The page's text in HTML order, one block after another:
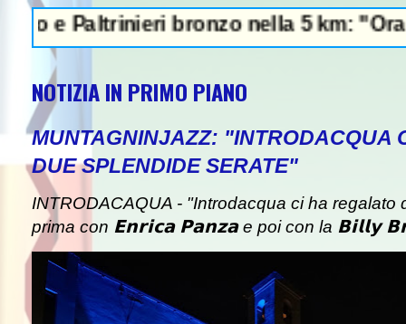
bronzo nella 5 km: "Ora ci
NOTIZIA IN PRIMO PIANO
MUNTAGNINJAZZ: "INTRODACQUA
DUE SPLENDIDE SERATE"
INTRODACAQUA - "Introdacqua ci ha regalato
prima con 𝗘𝗻𝗿𝗶𝗰𝗮 𝗣𝗮𝗻𝘇𝗮 e poi con la 𝗕𝗶𝗹𝗹𝘆